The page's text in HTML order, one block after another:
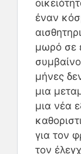
έναν
μωρό σε
μήνες
μια
μια νέα
για τον
τον